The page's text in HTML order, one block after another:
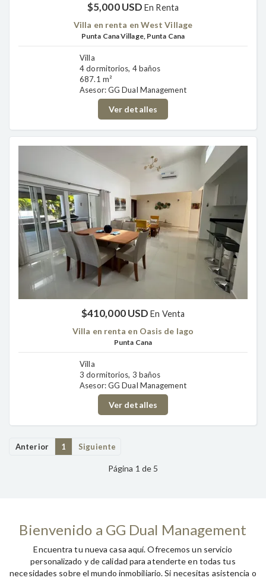
$5,000 USDEn Renta
Villa en renta en West Village
Punta Cana Village, Punta Cana
Villa
4 dormitorios, 4 baños
687.1 m²
Asesor: GG Dual Management
Ver detalles
$410,000 USDEn Venta
Villa en renta en Oasis de lago
Punta Cana
Villa
3 dormitorios, 3 baños
Asesor: GG Dual Management
Ver detalles
Anterior 1 Siguiente
Página 1 de 5
Bienvenido a GG Dual Management
Encuentra tu nueva casa aquí. Ofrecemos un servicio
personalizado y de calidad para atenderte en todas tus
necesidades sobre el mundo inmobiliario. Si necesitas asistencia o